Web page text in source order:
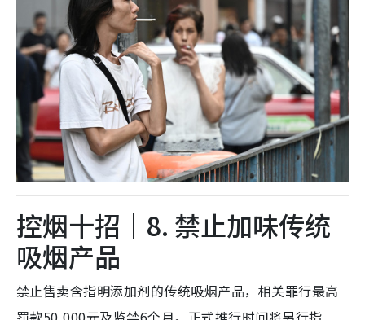
控烟十招｜8. 禁止加味传统
吸烟产品
禁止售卖含指明添加剂的传统吸烟产品，相关罪行最高